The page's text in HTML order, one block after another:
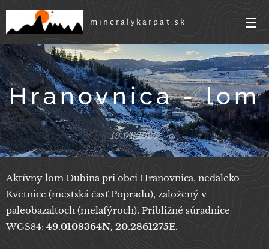
mineralykarpat.sk
Hranovnica - lom
19.01.2026
Aktívny lom Dubina pri obci Hranovnica, neďaleko
Kvetnice (mestská časť Popradu), založený v
paleobazaltoch (melafýroch). Približné súradnice
WGS84: 49.0108364N, 20.2861275E.